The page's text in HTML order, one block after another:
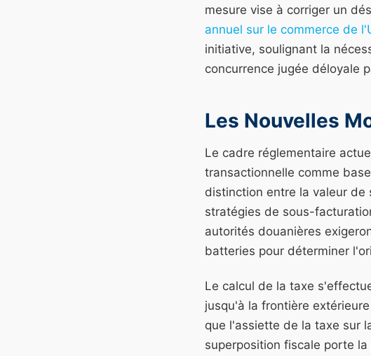
mesure vise à corriger un
annuel sur le commerce de
initiative, soulignant la
concurrence jugée déloyale
Les Nouvelles
Le cadre réglementaire
transactionnelle comme
distinction entre la valeur
stratégies de sous-
autorités douanières
batteries pour déterminer
Le calcul de la taxe
jusqu'à la frontière
que l'assiette de la taxe sur
superposition fiscale porte